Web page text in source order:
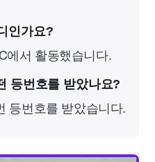
인가요?
에서 활동했습니다.
등번호를 받았나요?
등번호를 받았습니다.